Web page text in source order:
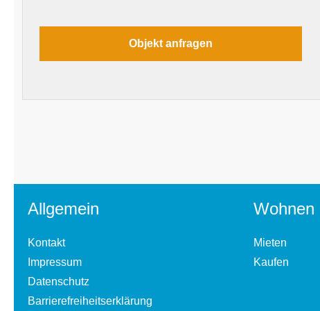
Allgemein
Kontakt
Impressum
Datenschutz
Barrierefreiheitserklärung
Wohnen
Mieten
Kaufen